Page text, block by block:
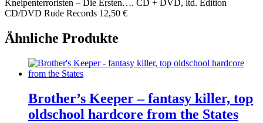
Menge
Kneipenterroristen – Die Ersten…. CD + DVD, ltd. Edition
CD/DVD Rude Records 12,50 €
Ähnliche Produkte
Brother’s Keeper – fantasy killer, top
oldschool hardcore from the States